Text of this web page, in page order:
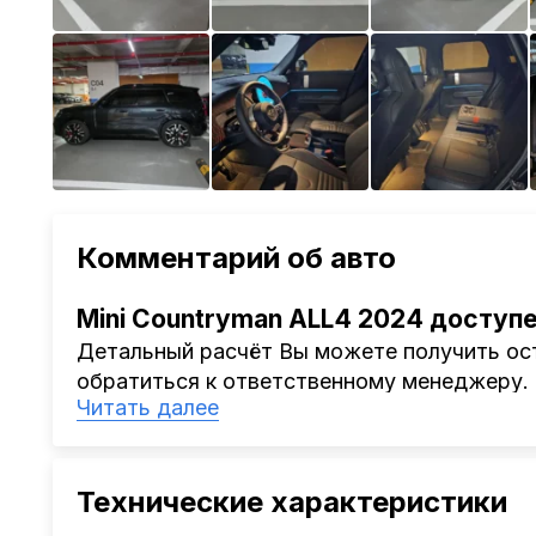
Комментарий об авто
Mini Countryman ALL4 2024
Детальный расчёт Вы можете получить
обратиться к ответственному менеджеру.
Наша компания
проверка автомобиля, полное
Читать далее
Технические характеристики